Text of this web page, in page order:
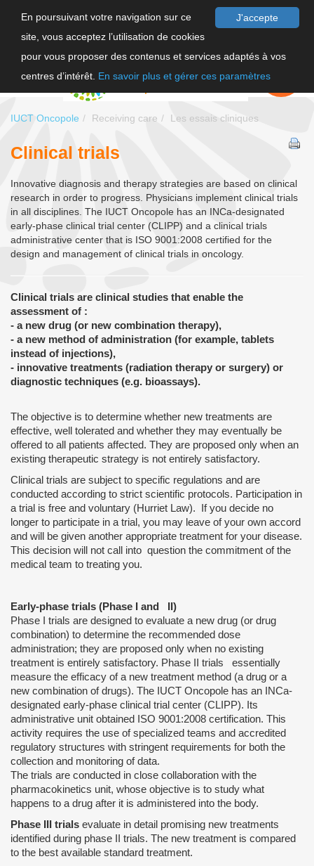
J'accepte
En poursuivant votre navigation sur ce
site, vous acceptez l’utilisation de cookies
pour vous proposer des contenus et services adaptés à vos
centres d’intérêt. En savoir plus et gérer ces paramètres
FAIRE UN
DON
IUCT Oncopole Receiving care Les essais cliniques
Clinical trials
Innovative diagnosis and therapy strategies are based on clinical
research in order to progress. Physicians implement clinical trials
in all disciplines. The IUCT Oncopole has an INCa-designated
early-phase clinical trial center (CLIPP) and a clinical trials
administrative center that is ISO 9001:2008 certified for the
design and management of clinical trials in oncology.
Clinical trials are clinical studies that enable the
assessment of :
- a new drug (or new combination therapy),
- a new method of administration (for example, tablets
instead of injections),
- innovative treatments (radiation therapy or surgery) or
diagnostic techniques (e.g. bioassays).
The objective is to determine whether new treatments are
effective, well tolerated and whether they may eventually be
offered to all patients affected. They are proposed only when an
existing therapeutic strategy is not entirely satisfactory.
Clinical trials are subject to specific regulations and are
conducted according to strict scientific protocols. Participation in
a trial is free and voluntary (Hurriet Law). If you decide no
longer to participate in a trial, you may leave of your own accord
and will be given another appropriate treatment for your disease.
This decision will not call into question the commitment of the
medical team to treating you.
Early-phase trials (Phase I and II)
Phase I trials are designed to evaluate a new drug (or drug
combination) to determine the recommended dose
administration; they are proposed only when no existing
treatment is entirely satisfactory. Phase II trials essentially
measure the efficacy of a new treatment method (a drug or a
new combination of drugs). The IUCT Oncopole has an INCa-
designated early-phase clinical trial center (CLIPP). Its
administrative unit obtained ISO 9001:2008 certification. This
activity requires the use of specialized teams and accredited
regulatory structures with stringent requirements for both the
collection and monitoring of data.
The trials are conducted in close collaboration with the
pharmacokinetics unit, whose objective is to study what
happens to a drug after it is administered into the body.
Phase III trials evaluate in detail promising new treatments
identified during phase II trials. The new treatment is compared
to the best available standard treatment.